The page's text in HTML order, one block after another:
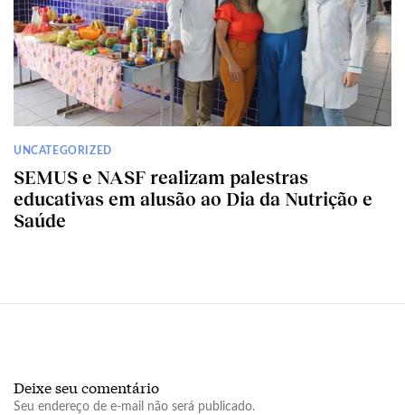
UNCATEGORIZED
SEMUS e NASF realizam palestras
educativas em alusão ao Dia da Nutrição e
Saúde
Deixe seu comentário
Seu endereço de e-mail não será publicado.